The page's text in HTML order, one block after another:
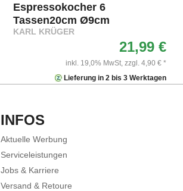
Espressokocher 6
Tassen20cm Ø9cm
KARL KRÜGER
21,99 €
inkl. 19,0% MwSt, zzgl. 4,90 € *
Lieferung in 2 bis 3 Werktagen
INFOS
Aktuelle Werbung
Serviceleistungen
Jobs & Karriere
Versand & Retoure